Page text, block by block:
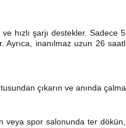
hızlı şarjı destekler. Sadece
inanılmaz uzun 26
çıkarın ve anında
veya spor salonunda ter